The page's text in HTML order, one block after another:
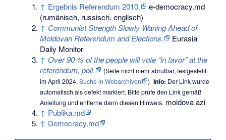
↑ Ergebnis Referendum 2010.
e-democracy.md
(rumänisch, russisch, englisch)
↑ Communist Strength Slowly Waning Ahead of
Moldovan Referendum and Elections.
Eurasia
Daily Monitor
↑ Over 90 % of the people will vote “in favor” at the
referendum, poll. (Seite nicht mehr abrufbar, festgestellt
im April 2024.Suche in Webarchiven ) Info: Der Link wurde
automatisch als defekt markiert. Bitte prüfe den Link gemäß
Anleitung und entferne dann diesen Hinweis. moldova azi
↑ Publika.md
↑ Democracy.md